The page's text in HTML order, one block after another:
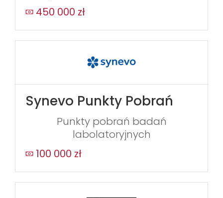
450 000 zł
Synevo Punkty Pobrań
Punkty pobrań badań
labolatoryjnych
100 000 zł